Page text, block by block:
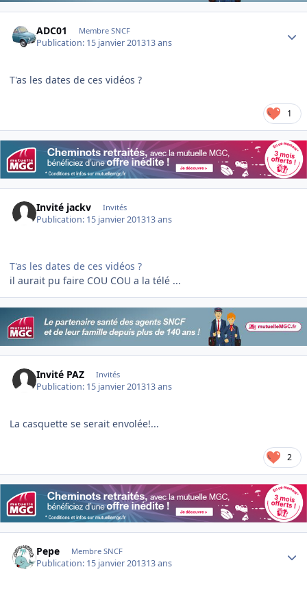
ADC01 Membre SNCF
Publication: 15 janvier 201313 ans
T'as les dates de ces vidéos ?
1
Invité jackv Invités
Publication: 15 janvier 201313 ans
T'as les dates de ces vidéos ?
il aurait pu faire COU COU a la télé ...
Invité PAZ Invités
Publication: 15 janvier 201313 ans
La casquette se serait envolée!...
2
Pepe Membre SNCF
Publication: 15 janvier 201313 ans